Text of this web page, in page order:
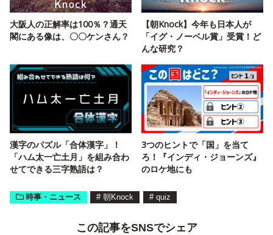
大阪人の正解率は100％？通天
閣にある像は、〇〇ケンさん？
【朝Knock】今年も日本人が
「イグ・ノーベル賞」受賞！ど
んな研究？
漢字のパズル「合体漢字」！
「ハム太一亡土月」を組み合わ
せてできる三字熟語は？
3つのヒントで「国」を当て
ろ！『インディ・ジョーンズ』
のロケ地にも
時事・ニュース # 朝Knock # quiz
この記事をSNSでシェア